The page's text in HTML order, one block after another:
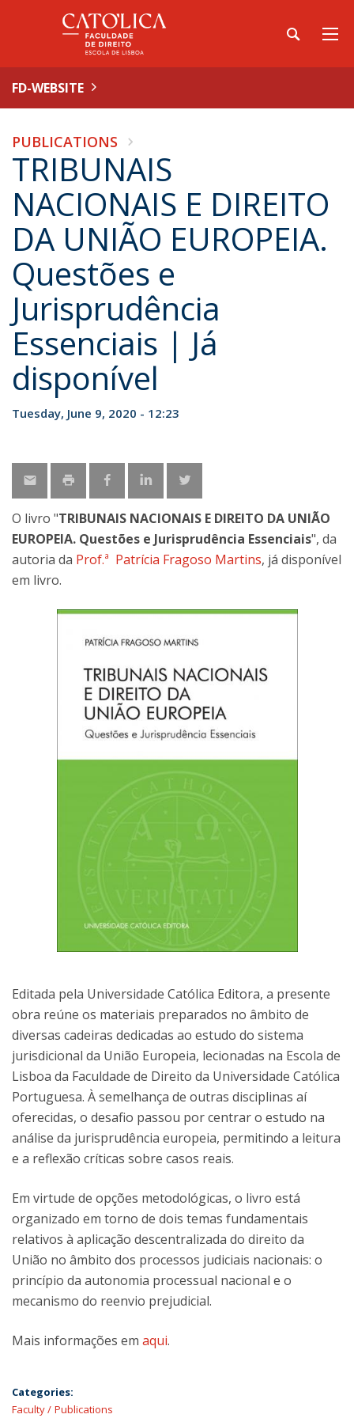
FD-WEBSITE
PUBLICATIONS
TRIBUNAIS
NACIONAIS E DIREITO
DA UNIÃO EUROPEIA.
Questões e
Jurisprudência
Essenciais | Já
disponível
Tuesday, June 9, 2020 - 12:23
O livro "TRIBUNAIS NACIONAIS E DIREITO DA UNIÃO
EUROPEIA. Questões e Jurisprudência Essenciais", da
autoria da Prof.ª Patrícia Fragoso Martins, já disponível
em livro.
Editada pela Universidade Católica Editora, a presente
obra reúne os materiais preparados no âmbito de
diversas cadeiras dedicadas ao estudo do sistema
jurisdicional da União Europeia, lecionadas na Escola de
Lisboa da Faculdade de Direito da Universidade Católica
Portuguesa. À semelhança de outras disciplinas aí
oferecidas, o desafio passou por centrar o estudo na
análise da jurisprudência europeia, permitindo a leitura
e a reflexão críticas sobre casos reais.
Em virtude de opções metodológicas, o livro está
organizado em torno de dois temas fundamentais
relativos à aplicação descentralizada do direito da
União no âmbito dos processos judiciais nacionais: o
princípio da autonomia processual nacional e o
mecanismo do reenvio prejudicial.
Mais informações em aqui.
Categories:
Faculty
Publications